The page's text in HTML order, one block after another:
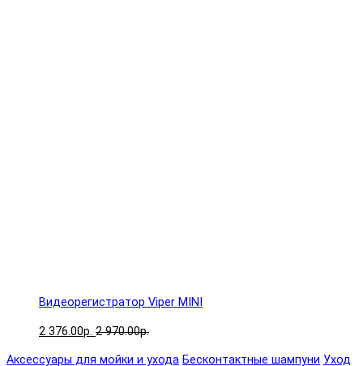
Видеорегистратор Viper MINI
2 376.00р. 2 970.00р.
Аксессуары для мойки и ухода Бесконтактные шампуни Уход